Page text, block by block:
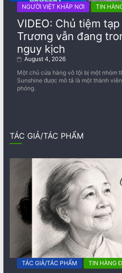
NGƯỜI VIỆT KHẮP NƠI TIN
VIDEO: Chủ tiệm
Trương vẫn đang
nguy kịch
August 4, 2026
Một chủ cửa hàng vô tội bị một nhóm
Sunshine được mô tả là một thành
phóng.
TÁC GIẢ/TÁC PHẨM
TÁC GIẢ/TÁC PHẨM TIN HÀNG